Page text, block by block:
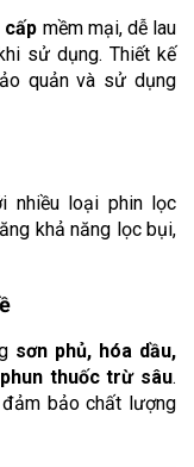
cấp mềm mại, dễ lau
sử dụng. Thiết kế
quản và sử dụng
nhiều loại phin lọc
khả năng lọc bụi,
sơn phủ, hóa dầu,
thuốc trừ sâu.
bảo chất lượng